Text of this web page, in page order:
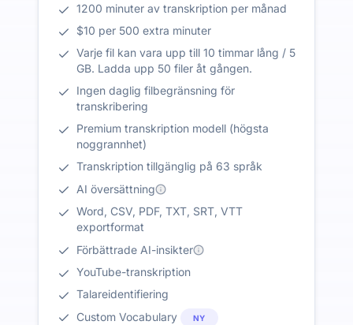
1200 minuter av transkription per månad
$10 per 500 extra minuter
Varje fil kan vara upp till 10 timmar lång / 5
GB. Ladda upp 50 filer åt gången.
Ingen daglig filbegränsning för
transkribering
Premium transkription modell (högsta
noggrannhet)
Transkription tillgänglig på 63 språk
AI översättning
Word, CSV, PDF, TXT, SRT, VTT
exportformat
Förbättrade AI-insikter
YouTube-transkription
Talareidentifiering
Custom Vocabulary
NY